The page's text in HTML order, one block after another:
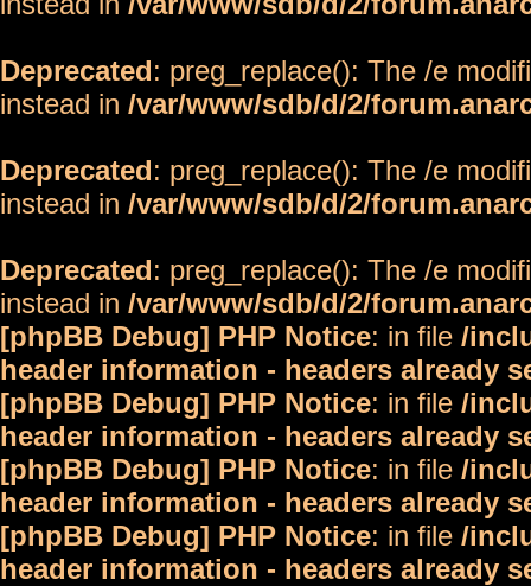
Deprecated: preg_replace(): The /e
instead in /var/www/sdb/d/2/
Deprecated: preg_replace(): The /e
instead in /var/www/sdb/d/2/
Deprecated: preg_replace(): The /e
instead in /var/www/sdb/d/2/
[phpBB Debug] PHP Notice: in file /
header information - headers already
[phpBB Debug] PHP Notice: in file /
header information - headers already
[phpBB Debug] PHP Notice: in file /
header information - headers already
[phpBB Debug] PHP Notice: in file /
header information - headers already